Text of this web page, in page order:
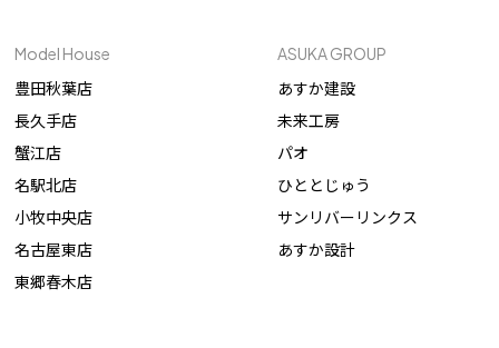
Model House
豊田秋葉店
長久手店
蟹江店
名駅北店
小牧中央店
名古屋東店
東郷春木店
ASUKA GROUP
あすか建設
未来工房
パオ
ひととじゅう
サンリバーリンクス
あすか設計